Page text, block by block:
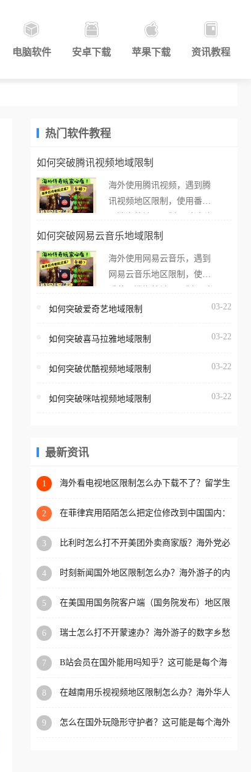
电脑软件 安卓下载 苹果下载 资讯教程
热门软件教程
如何突破腾讯视频地域限制
海外使用腾讯视频，遇到腾
讯视频地区限制，使用番茄
外打开腾讯视频，却突然弹
地区无法播放”的提示语。
海外用户如香港、澳门、台
亚、欧洲等国家和地区时，
台一样，出现地区及版权限
地区播放。 遇到这个问题的
区工作、留学、定居等，都
权限制所困扰。
如何突破网易云音乐地域限制
海外使用网易云音乐，遇到
网易云音乐地区限制，使用
在海外打开网易云音乐，却
所在的地区无法播放”的提示
门、台湾、美国、加拿大、
区时，网易云音乐也会像其
回国加速器，即可解决「海
版权限制」的问题，无论人
国、加拿大、澳大利亚、欧
学、定居等，都可以使用，
扰。
如何突破爱奇艺地域限制 03-22
如何突破喜马拉雅地域限制 03-22
如何突破优酷视频地域限制 03-22
如何突破咪咕视频地域限制 03-22
最新资讯
1
海外看电视地区限制怎么办下载不了？留学生
2
在菲律宾用陌陌怎么把定位修改到中国国内：
3
比利时怎么打不开美团外卖商家版？海外党必
4
时刻新闻国外地区限制怎么办？海外游子的内
5
在美国用国务院客户端（国务院发布）地区限
6
瑞士怎么打不开蒙速办？海外游子的数字乡愁
7
B站会员在国外能用吗知乎？这可能是每个海
8
在越南用乐视视频地区限制怎么办？海外华人
9
怎么在国外玩隐形守护者？这可能是每个海外